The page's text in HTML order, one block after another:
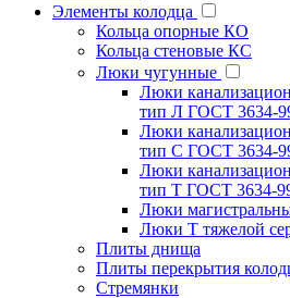
Элементы колодца
Кольца опорные КО
Кольца стеновые КС
Люки чугунные
Люки
тип Л ГОСТ 3634-
Люки
тип С ГОСТ 3634-
Люки
тип Т ГОСТ 3634-
Люки
Люки Т тяжелой
Плиты днища
Плиты перекрытия
Стремянки